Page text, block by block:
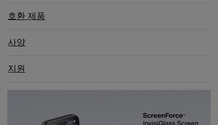
호환 제품
사양
지원